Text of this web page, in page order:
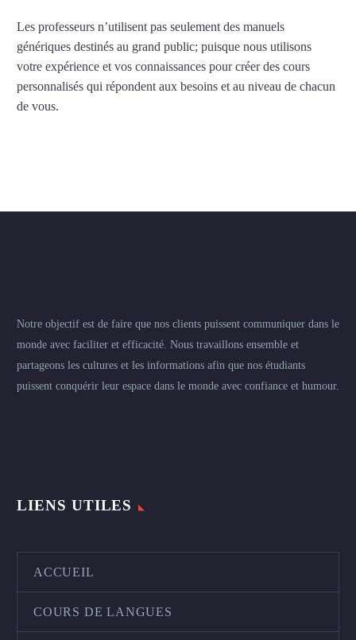
Les professeurs n’utilisent pas seulement des manuels
génériques destinés au grand public; puisque nous utilisons
votre expérience et vos connaissances pour créer des cours
personnalisés qui répondent aux besoins et au niveau de chacun
de vous.
Notre objectif est de faire que nos clients puissent communiquer dans le
monde avec faciliter et efficacité. Nous travaillons ensemble et
partageons les cultures et les informations afin que nos étudiants
puissent conquérir leur espace dans le monde avec confiance et humour.
LIENS UTILES
ACCUEIL
COURS DE LANGUES